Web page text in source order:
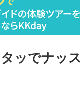
ッでナッ